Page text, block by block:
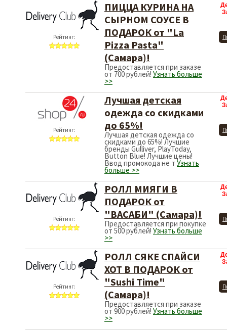
Рейтинг:
ПИЦЦА КУРИНА НА
СЫРНОМ СОУСЕ В
ПОДАРОК от "La
Pizza Pasta"
(Самара)!
Предоставляется при заказе
от 700 рублей! Узнать больше
>>
Рейтинг:
Лучшая детская
одежда со скидками
до 65%!
Лучшая детская одежда со
скидками до 65%! Лучшие
бренды Gulliver, PlayToday,
Button Blue! Лучшие цены!
Ввод промокода не т Узнать
больше >>
Рейтинг:
РОЛЛ МИЯГИ В
ПОДАРОК от
"ВАСАБИ" (Самара)!
Предоставляется при покупке
от 500 рублей! Узнать больше
>>
Рейтинг:
РОЛЛ СЯКЕ СПАЙСИ
ХОТ В ПОДАРОК от
"Sushi Time"
(Самара)!
Предоставляется при заказе
от 900 рублей! Узнать больше
>>